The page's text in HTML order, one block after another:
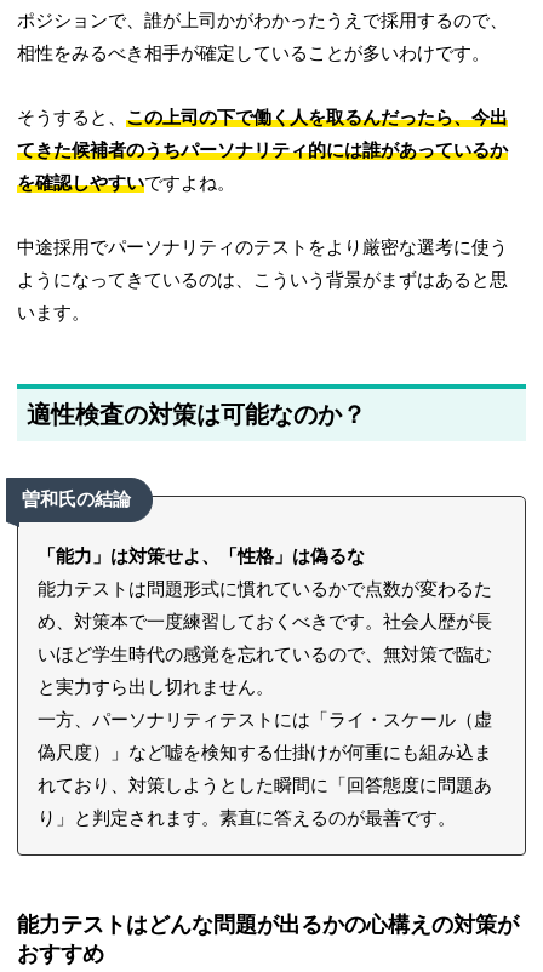
ポジションで、誰が上司かがわかったうえで採用するので、
相性をみるべき相手が確定していることが多いわけです。
そうすると、この上司の下で働く人を取るんだったら、今出
てきた候補者のうちパーソナリティ的には誰があっているか
を確認しやすいですよね。
中途採用でパーソナリティのテストをより厳密な選考に使う
ようになってきているのは、こういう背景がまずはあると思
います。
適性検査の対策は可能なのか？
曽和氏の結論
「能力」は対策せよ、「性格」は偽るな
能力テストは問題形式に慣れているかで点数が変わるた
め、対策本で一度練習しておくべきです。社会人歴が長
いほど学生時代の感覚を忘れているので、無対策で臨む
と実力すら出し切れません。
一方、パーソナリティテストには「ライ・スケール（虚
偽尺度）」など嘘を検知する仕掛けが何重にも組み込ま
れており、対策しようとした瞬間に「回答態度に問題あ
り」と判定されます。素直に答えるのが最善です。
能力テストはどんな問題が出るかの心構えの対策が
おすすめ